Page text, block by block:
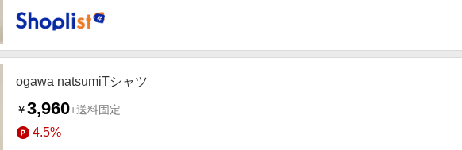
ogawa natsumiTシャツ
￥3,960+送料固定
4.5%